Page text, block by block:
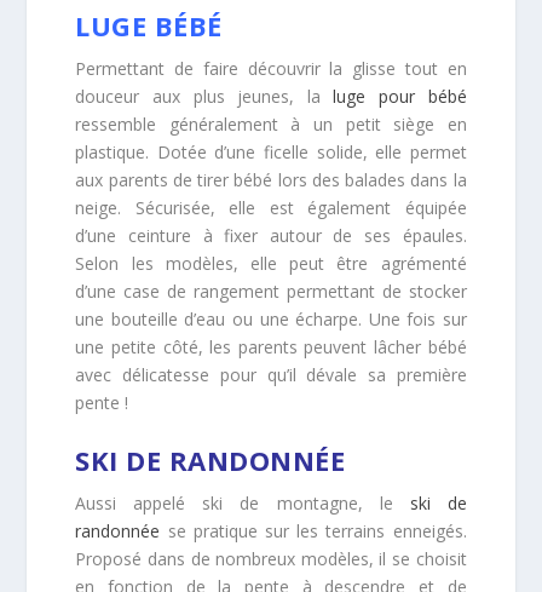
LUGE BÉBÉ
Permettant de faire découvrir la glisse tout en
douceur aux plus jeunes, laluge pour bébé
ressemble généralement à un petit siège en
plastique. Dotée d’une ficelle solide, elle permet
aux parents de tirer bébé lors des balades dans la
neige. Sécurisée, elle est également équipée
d’une ceinture à fixer autour de ses épaules.
Selon les modèles, elle peut être agrémenté
d’une case de rangement permettant de stocker
une bouteille d’eau ou une écharpe. Une fois sur
une petite côté, les parents peuvent lâcher bébé
avec délicatesse pour qu’il dévale sa première
pente !
SKI DE RANDONNÉE
Aussi appelé ski de montagne, le ski de
randonnée se pratique sur les terrains enneigés.
Proposé dans de nombreux modèles, il se choisit
en fonction de la pente à descendre et de